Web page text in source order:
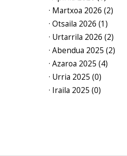
· Martxoa 2026 (2)
· Otsaila 2026 (1)
· Urtarrila 2026 (2)
· Abendua 2025 (2)
· Azaroa 2025 (4)
· Urria 2025 (0)
· Iraila 2025 (0)